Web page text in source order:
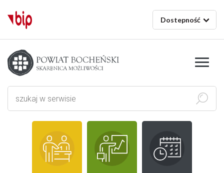
Dostepność
Starostwo powiatowe w Bochni
Szukaj